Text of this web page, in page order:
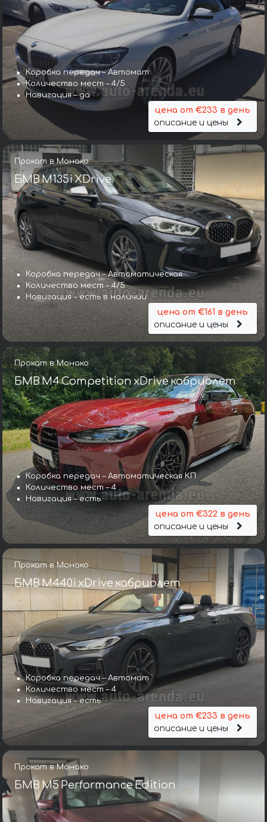
Коробка передач – Автомат
Количество мест – 4/5
Навигация – да
цена от €233 в день
описание и цены
Прокат в Монако
БМВ M135i XDrive
Коробка передач – Автоматическая
Количество мест – 4/5
Навигация – есть в наличии
цена от €161 в день
описание и цены
Прокат в Монако
БМВ M4 Competition xDrive кабриолет
Коробка передач – Автоматическая КП
Количество мест – 4
Навигация – есть
цена от €322 в день
описание и цены
Прокат в Монако
БМВ M440i xDrive кабриолет
Коробка передач – Автомат
Количество мест – 4
Навигация – есть
цена от €233 в день
описание и цены
Прокат в Монако
БМВ M5 Performance Edition